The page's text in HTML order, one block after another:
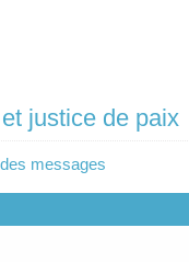
justice de paix
messages